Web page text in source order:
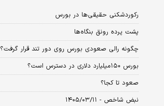
رکوردشکنی حقیقی‌ها در بورس
پشت پرده رونق بنگاه‌ها
چگونه رالی صعودی بورس روی دور تند قرار گرفت؟
بورس ۱۵۰‌میلیارد دلاری در دسترس است؟
صعود تا کجا؟
نبض شاخص - ۱۴۰۵/۰۳/۱۱